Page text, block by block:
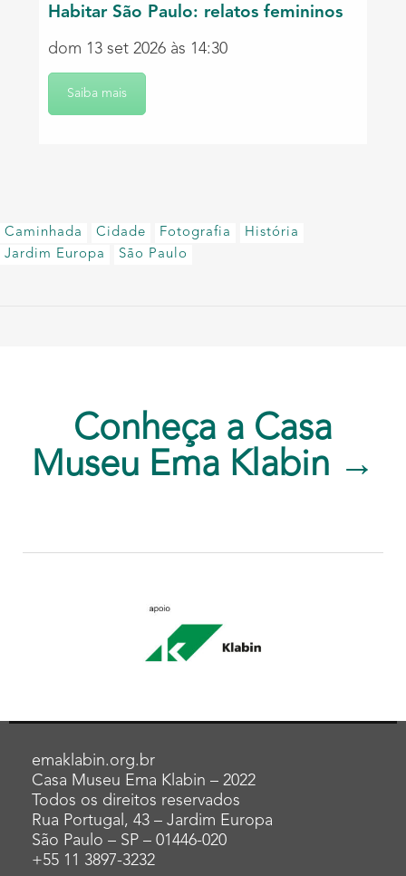
Habitar São Paulo: relatos femininos
dom 13 set 2026 às 14:30
Saiba mais
Caminhada Cidade Fotografia
História
Jardim Europa
São Paulo
Conheça a Casa
Museu Ema Klabin →
emaklabin.org.br
Casa Museu Ema Klabin – 2022
Todos os direitos reservados
Rua Portugal, 43 – Jardim Europa
São Paulo – SP – 01446-020
+55 11 3897-3232